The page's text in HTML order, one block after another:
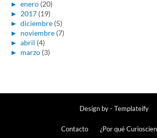
► enero (20)
► 2017 (19)
► diciembre (5)
► noviembre (7)
► abril (4)
► marzo (3)
Design by - Templateify
Contacto ¿Por qué